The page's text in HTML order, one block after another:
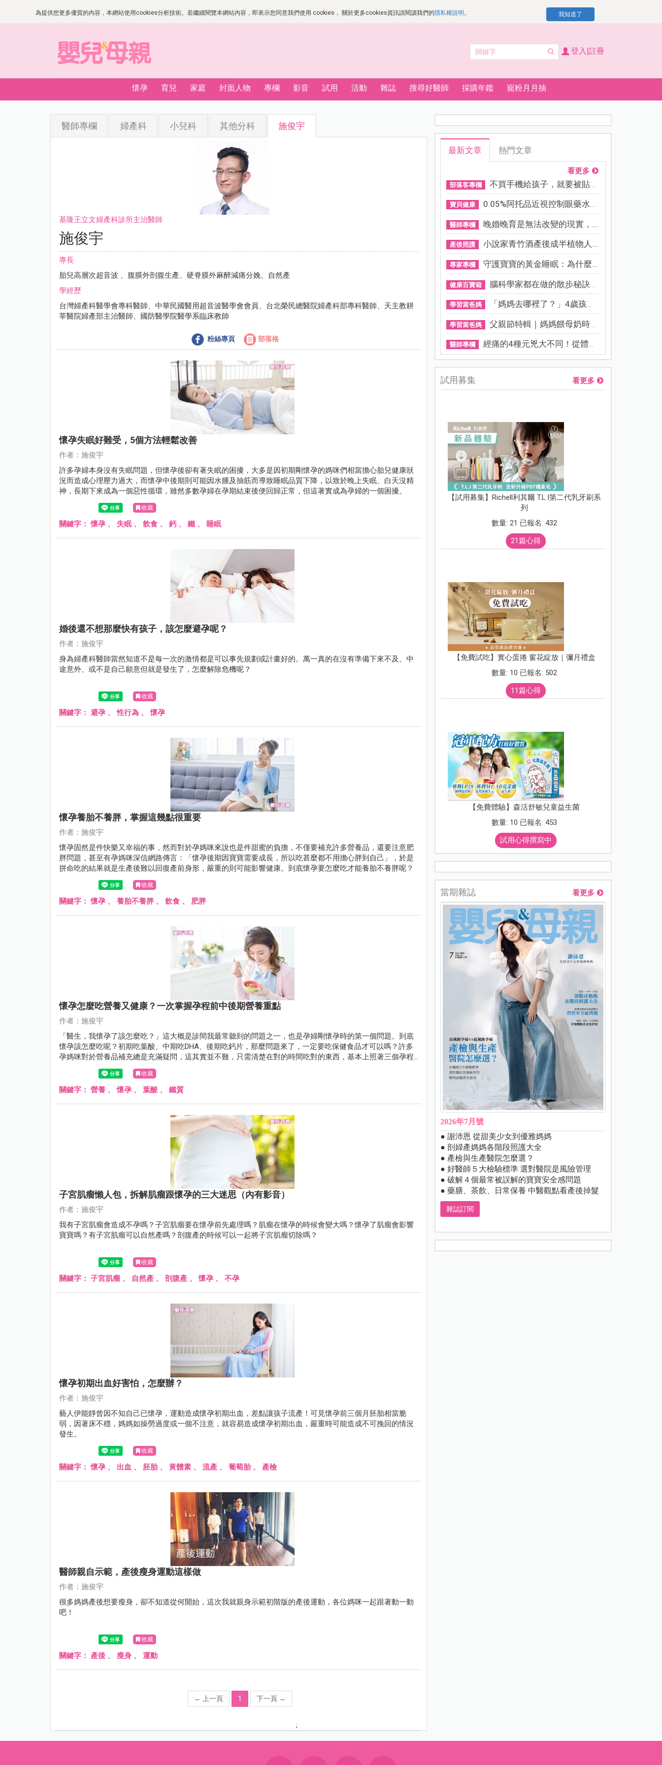
為提供您更多優質的內容，本網站使用cookies分析技術。若繼續閱覽本網站內容，即表示您同意我們使用 cookies， 關於更多cookies資訊請閱讀我們的隱私權說明 。 我知道了
登入|註冊
懷孕 育兒 家庭 封面人物 專欄 影音 試用 活動 雜誌 搜尋好醫師 採購年鑑 寵粉月月抽
醫師專欄 婦產科 小兒科 其他分科 施俊宇
基隆王立文婦產科診所主治醫師
施俊宇
專長
胎兒高層次超音波 、腹膜外剖腹生產、硬脊膜外麻醉減痛分娩、自然產
學經歷
台灣婦產科醫學會專科醫師、中華民國醫用超音波醫學會會員、台北榮民總醫院婦產科部專科醫師、天主教耕
莘醫院婦產部主治醫師、國防醫學院醫學系臨床教師
粉絲專頁 部落格
懷孕失眠好難受，5個方法輕鬆改善
作者：施俊宇
許多孕婦本身沒有失眠問題，但懷孕後卻有著失眠的困擾，大多是因初期剛懷孕的媽咪們相當擔心胎兒健康狀
況而造成心理壓力過大，而懷孕中後期則可能因水腫及抽筋而導致睡眠品質下降，以致於晚上失眠、白天沒精
神，長期下來成為一個惡性循環，雖然多數孕婦在孕期結束後便回歸正常，但這著實成為孕婦的一個困擾。
收藏
關鍵字：懷孕 、 失眠、 飲食 、 鈣、 鐵 、 睡眠
婚後還不想那麼快有孩子，該怎麼避孕呢？
作者：施俊宇
身為婦產科醫師當然知道不是每一次的激情都是可以事先規劃或計畫好的。萬一真的在沒有準備下來不及、中
途意外、或不是自己願意但就是發生了，怎麼解除危機呢？
收藏
關鍵字： 避孕 、性行為 、懷孕
懷孕養胎不養胖，掌握這幾點很重要
作者：施俊宇
懷孕固然是件快樂又幸福的事，然而對於孕媽咪來說也是件甜蜜的負擔，不僅要補充許多營養品，還要注意肥
胖問題，甚至有孕媽咪深信網路傳言：「懷孕後期因寶寶需要成長，所以吃甚麼都不用擔心胖到自己」，於是
拼命吃的結果就是生產後難以回復產前身形，嚴重的則可能影響健康。到底懷孕要怎麼吃才能養胎不養胖呢？
收藏
關鍵字：懷孕 、 養胎不養胖、 飲食 、 肥胖
懷孕怎麼吃營養又健康？一次掌握孕程前中後期營養重點
作者：施俊宇
「醫生，我懷孕了該怎麼吃？」這大概是診間我最常聽到的問題之一，也是孕婦剛懷孕時的第一個問題。到底
懷孕該怎麼吃呢？初期吃葉酸、中期吃DHA、後期吃鈣片，那麼問題來了，一定要吃保健食品才可以嗎？許多
孕媽咪對於營養品補充總是充滿疑問，這其實並不難，只需清楚在對的時間吃對的東西，基本上照著三個孕程
來補充就沒問題囉！
收藏
關鍵字： 營養 、懷孕 、 葉酸 、 鐵質
子宮肌瘤懶人包，拆解肌瘤跟懷孕的三大迷思（內有影音）
作者：施俊宇
我有子宮肌瘤會造成不孕嗎？子宮肌瘤要在懷孕前先處理嗎？肌瘤在懷孕的時候會變大嗎？懷孕了肌瘤會影響
寶寶嗎？有子宮肌瘤可以自然產嗎？剖腹產的時候可以一起將子宮肌瘤切除嗎？
收藏
關鍵字： 子宮肌瘤 、 自然產 、 剖腹產 、懷孕 、 不孕
懷孕初期出血好害怕，怎麼辦？
作者：施俊宇
藝人伊能靜曾因不知自己已懷孕，運動造成懷孕初期出血，差點讓孩子流產！可見懷孕前三個月胚胎相當脆
弱，因著床不穩，媽媽如操勞過度或一個不注意，就容易造成懷孕初期出血，嚴重時可能造成不可挽回的情況
發生。
收藏
關鍵字：懷孕 、 出血 、 胚胎、 黃體素 、 流產 、 葡萄胎、 產檢
醫師親自示範，產後瘦身運動這樣做
作者：施俊宇
很多媽媽產後想要瘦身，卻不知道從何開始，這次我就親身示範初階版的產後運動，各位媽咪一起跟著動一動
吧！
收藏
關鍵字： 產後 、 瘦身 、 運動
← 上一頁 1 下一頁 →
;
最新文章 熱門文章
看更多
部落客專欄 不買手機給孩子，就要被貼「...
寶貝健康 0.05%阿托品近視控制眼藥水納...
醫師專欄 晚婚晚育是無法改變的現實，...
產後照護 小說家青竹酒產後成半植物人...
專家專欄 守護寶寶的黃金睡眠：為什麼...
健康百寶箱 腦科學家都在做的散步秘訣！...
學習當爸媽 「媽媽去哪裡了？」4歲孩子還...
學習當爸媽 父親節特輯｜媽媽餵母奶時，...
醫師專欄 經痛的4種元兇大不同！從體質...
試用募集 看更多
【試用募集】Richell利其爾 T.L.I第二代乳牙刷系
列
數量: 21 已報名: 432
21篇心得
【免費試吃】實心蛋捲 窗花綻放｜彌月禮盒
數量: 10 已報名: 502
11篇心得
【免費體驗】森活舒敏兒童益生菌
數量: 10 已報名: 453
試用心得撰寫中
當期雜誌 看更多
2026年7月號
● 謝沛恩 從甜美少女到優雅媽媽
● 剖婦產媽媽各階段照護大全
● 產檢與生產醫院怎麼選？
● 好醫師５大檢驗標準 選對醫院是風險管理
● 破解４個最常被誤解的寶寶安全感問題
● 藥膳、茶飲、日常保養 中醫觀點看產後掉髮
雜誌訂閱